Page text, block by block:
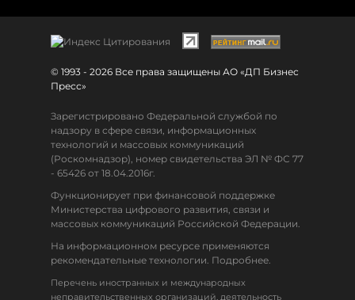
© 1993 - 2026 Все права защищены АО «ДП Бизнес
Пресс»
Зарегистрировано Федеральной службой по
надзору в сфере связи, информационных
технологий и массовых коммуникаций
(Роскомнадзор), номер свидетельства ЭЛ № ФС 77
- 65426 от 18.04.2016г.
Функционирует при финансовой поддержке
Министерства цифрового развития, связи и
массовых коммуникаций Российской Федерации.
На информационном ресурсе применяются
рекомендательные технологии. Подробнее.
Перечень иностранных и международных
неправительственных организаций, деятельность